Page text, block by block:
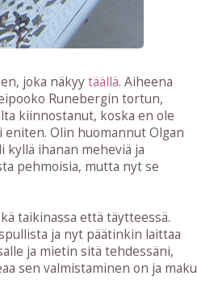
joka näkyytäällä. Aiheena
Runebergin tortun,
kiinnostanut, koska en ole
Olin huomannut Olgan
kyllä ihanan meheviä ja
pehmoisia, mutta nyt se
taikinassa että täytteessä.
ja nyt päätinkin laittaa
ja mietin sitä tehdessäni,
sen valmistaminen on ja maku